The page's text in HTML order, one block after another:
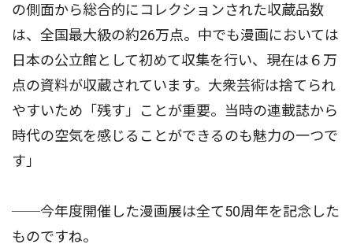
の側面から総合的にコレクションされた収蔵品数
は、全国最大級の約26万点。中でも漫画においては
日本の公立館として初めて収集を行い、現在は６万
点の資料が収蔵されています。大衆芸術は捨てられ
やすいため「残す」ことが重要。当時の連載誌から
時代の空気を感じることができるのも魅力の一つで
す」
──今年度開催した漫画展は全て50周年を記念した
ものですね。